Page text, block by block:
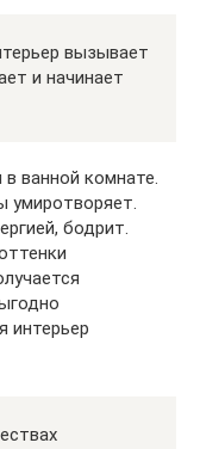
вызывает
и начинает
ванной комнате.
умиротворяет.
бодрит.
интерьер